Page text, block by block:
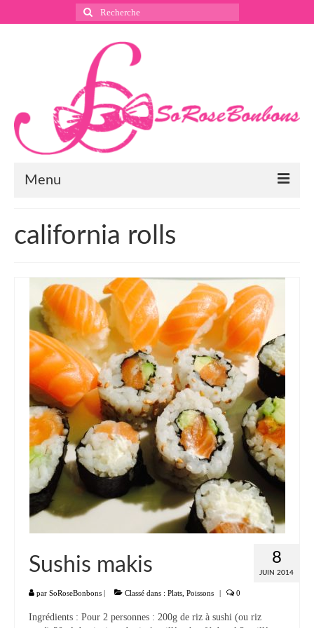
Rechercher
:
Menu
Instagram
Pinterest
Facebook
Liste
Entrées
Aumônières Feuilletés Samoussas
Blinis Cakes
Salades Verrines
Tartinades Tartines
Divers entrées
Plats
Légumes
Pâtes Riz Polenta
Poissons
california rolls
8
JUIN 2014
Sushis makis
par SoRoseBonbons | Classé dans : Plats Poissons | 0
Ingrédients : Pour 2 personnes : 200g de riz à sushi (ou riz